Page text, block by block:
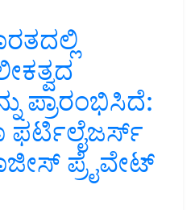
ಪ್ರಾರಂಭಿಸಿದೆ:
ಫರ್ಟಿಲೈಜರ್ಸ್
ಪ್ರೈವೇಟ್